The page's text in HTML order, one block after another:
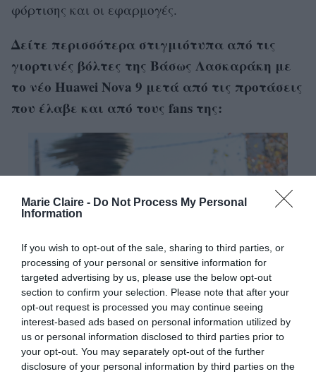
Marie Claire - Do Not Process My Personal
Information
If you wish to opt-out of the sale, sharing to third parties, or
processing of your personal or sensitive information for
targeted advertising by us, please use the below opt-out
section to confirm your selection. Please note that after your
opt-out request is processed you may continue seeing
interest-based ads based on personal information utilized by
us or personal information disclosed to third parties prior to
your opt-out. You may separately opt-out of the further
disclosure of your personal information by third parties on the
φόρτισης και οι εφαρμογές.
Δείτε περισσότερα στιγμιότυπα από τις
γιορτινές βόλτες της Βάσως Λασκαράκη με
το νέο Huawei Nova 9 μετά από τις προτάσεις
που έλαβε και από τους fans της: